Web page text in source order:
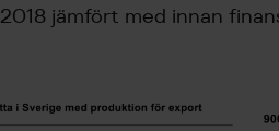
jämfört med innan